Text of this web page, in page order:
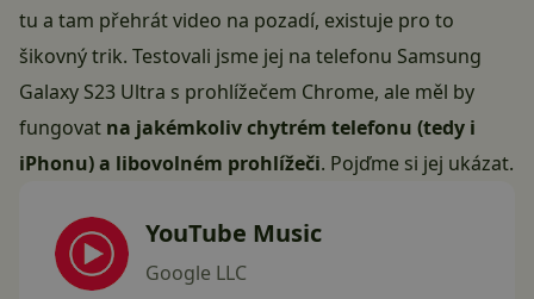
tu a tam přehrát video na pozadí, existuje pro to
šikovný trik. Testovali jsme jej na telefonu Samsung
Galaxy S23 Ultra s prohlížečem Chrome, ale měl by
fungovat na jakémkoliv chytrém telefonu (tedy i
iPhonu) a libovolném prohlížeči. Pojďme si jej ukázat.
YouTube Music
Google LLC